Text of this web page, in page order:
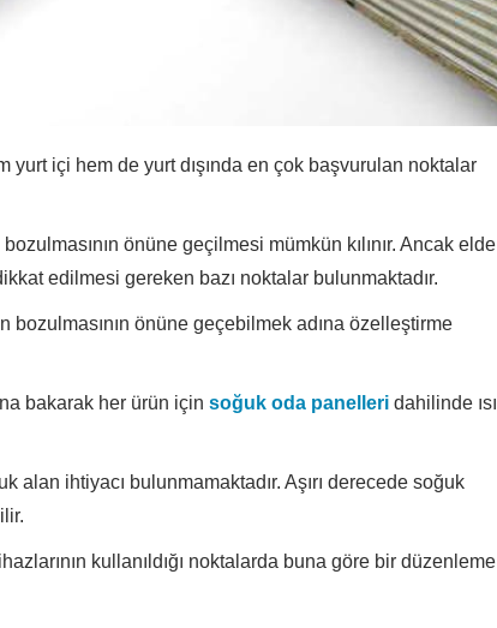
yurt içi hem de yurt dışında en çok başvurulan noktalar
önüne geçilmesi mümkün kılınır. Ancak elde
edilmesi gereken bazı noktalar bulunmaktadır.
önüne geçebilmek adına özelleştirme
bakarak her ürün için soğuk oda panelleri dahilinde ısı
ihtiyacı bulunmamaktadır. Aşırı derecede soğuk
kullanıldığı noktalarda buna göre bir düzenleme